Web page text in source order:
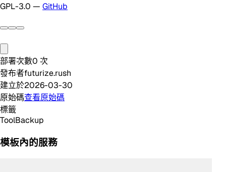
GPL-3.0 — GitHub
部署次數0 次
發布者futurize.rush
建立於2026-03-30
原始碼查看原始碼
標籤
ToolBackup
模板內的服務